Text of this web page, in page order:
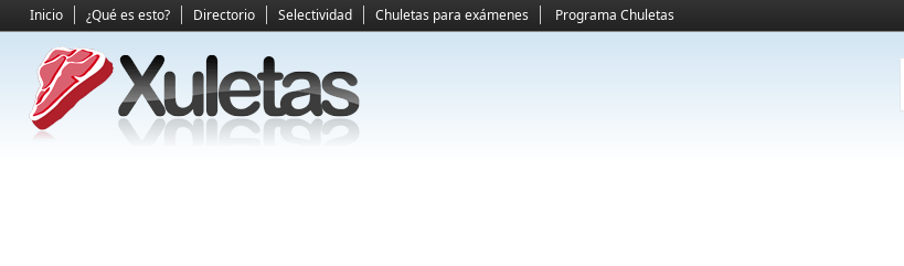
Inicio ¿Qué es esto? Directorio Selectividad Chuletas para exámenes Programa Chuletas